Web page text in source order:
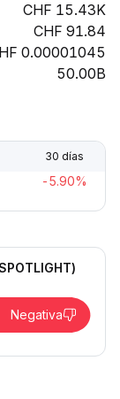
15.43K
91.84
0.00001045
50.00B
30 días
-5.90%
Negativa